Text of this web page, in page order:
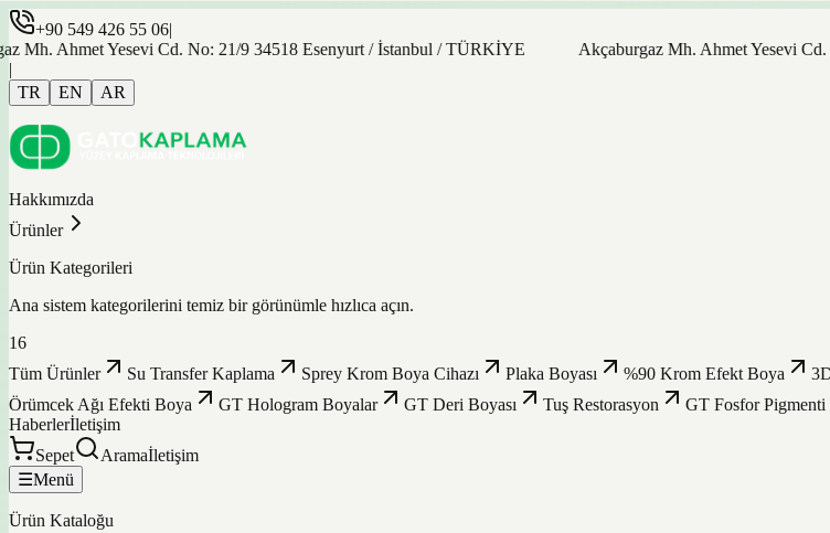
+90 549 426 55 06|
Ahmet Yesevi Cd. No: 21/9 34518 Esenyurt / İstanbul / TÜRKİYE
Akçaburgaz Mh. Ahmet Yesevi Cd.
|
TR
EN AR
Hakkımızda
Ürünler
Ürün Kategorileri
Ana sistem kategorilerini temiz bir görünümle hızlıca açın.
16
Tüm Ürünler
Su Transfer Kaplama Sprey Krom Boya Cihazı Plaka Boyası %90 Krom Efekt Boya
Örümcek Ağı Efekti Boya
GT Hologram Boyalar GT Deri Boyası Tuş Restorasyon GT Fosfor Pigmenti
Haberlerİletişim
Sepet
Aramaİletişim
☰Menü
Ürün Kataloğu